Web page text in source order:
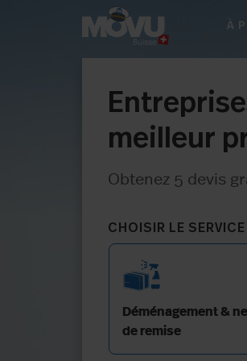
À
meilleur
Obtenez 5 devis
CHOISIR LE SERVICE
Déménagement &
de remise